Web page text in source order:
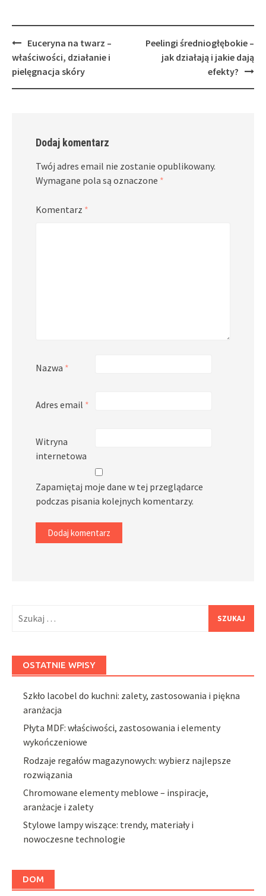
Post
navigation
Euceryna na twarz –
właściwości, działanie i
pielęgnacja skóry
Peelingi średniogłębokie –
jak działają i jakie dają
efekty?
Dodaj komentarz
Twój adres email nie zostanie opublikowany.
Wymagane pola są oznaczone *
Komentarz *
Nazwa *
Adres email *
Witryna
internetowa
Zapamiętaj moje dane w tej przeglądarce
podczas pisania kolejnych komentarzy.
OSTATNIE WPISY
Szkło lacobel do kuchni: zalety, zastosowania i piękna
aranżacja
Płyta MDF: właściwości, zastosowania i elementy
wykończeniowe
Rodzaje regałów magazynowych: wybierz najlepsze
rozwiązania
Chromowane elementy meblowe – inspiracje,
aranżacje i zalety
Stylowe lampy wiszące: trendy, materiały i
nowoczesne technologie
DOM